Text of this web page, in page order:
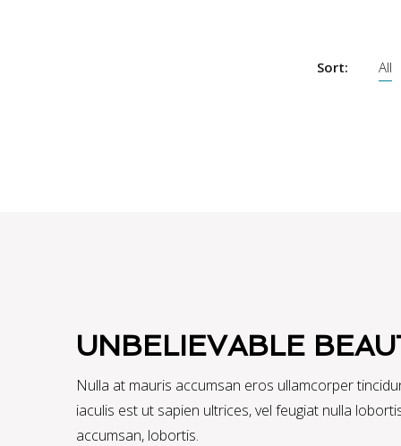
Sort: All
UNBELIEVABLE
Nulla at mauris accumsan eros ullamcorper
iaculis est ut sapien ultrices, vel feugiat nulla
accumsan, lobortis.